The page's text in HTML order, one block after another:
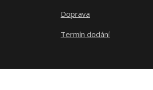
Doprava
Termín dodání